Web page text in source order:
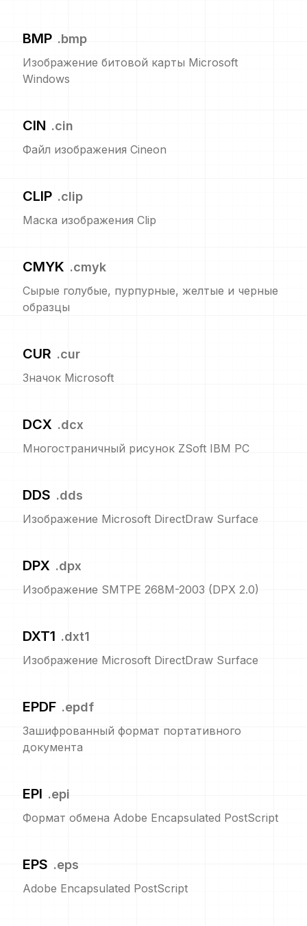
BMP .bmp
Изображение битовой карты Microsoft
Windows
CIN .cin
Файл изображения Cineon
CLIP .clip
Маска изображения Clip
CMYK .cmyk
Сырые голубые, пурпурные, желтые и черные
образцы
CUR .cur
Значок Microsoft
DCX .dcx
Многостраничный рисунок ZSoft IBM PC
DDS .dds
Изображение Microsoft DirectDraw Surface
DPX .dpx
Изображение SMTPE 268M-2003 (DPX 2.0)
DXT1 .dxt1
Изображение Microsoft DirectDraw Surface
EPDF .epdf
Зашифрованный формат портативного
документа
EPI .epi
Формат обмена Adobe Encapsulated PostScript
EPS .eps
Adobe Encapsulated PostScript